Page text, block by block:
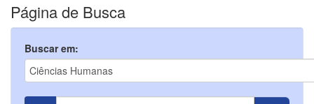
Página de Busca
Buscar em: